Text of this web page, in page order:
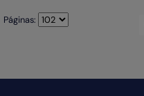
Páginas: